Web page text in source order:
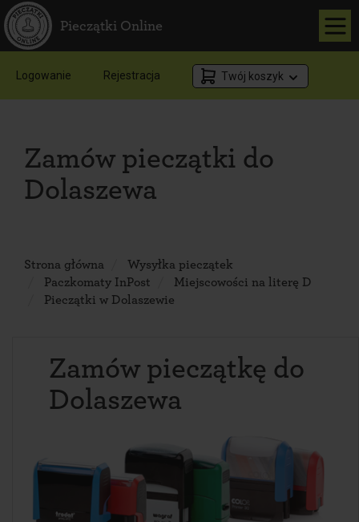
Pieczątki Online
Logowanie Rejestracja Twój koszyk
Zamów pieczątki do
Dolaszewa
Strona główna
Wysyłka pieczątek
Paczkomaty InPost
Miejscowości na literę D
Pieczątki w Dolaszewie
Zamów pieczątkę do
Dolaszewa